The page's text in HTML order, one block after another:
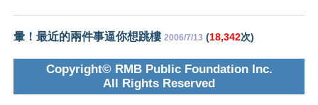
暈！最近的兩件事逼你想跳樓 2006/7/13 (18,342次)
Copyright© RMB Public Foundation Inc.
All Rights Reserved